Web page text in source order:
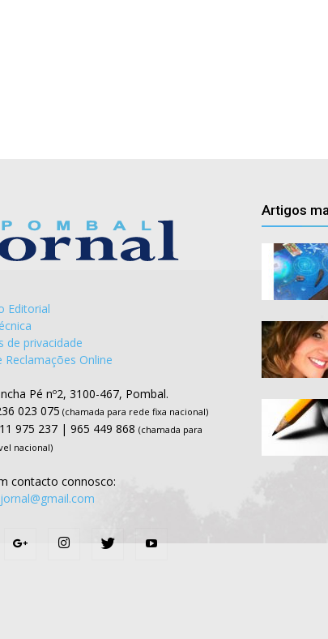
Editorial
de privacidade
Reclamações Online
Pé nº2, 3100-467, Pombal.
023 075 (chamada para rede fixa nacional)
975 237 | 965 449 868 (chamada para
nacional)
contacto connosco:
Artigos